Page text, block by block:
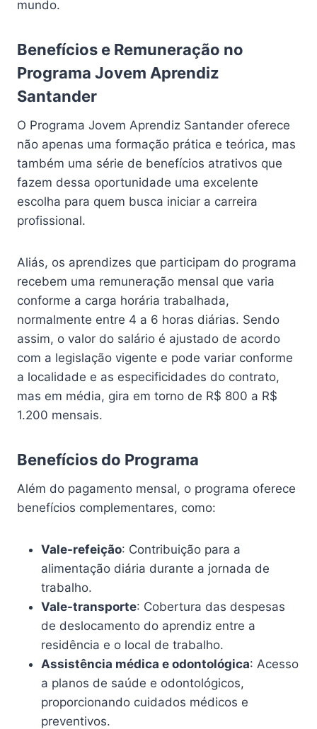
mundo.
Benefícios e Remuneração no
Programa Jovem Aprendiz
Santander
O Programa Jovem Aprendiz Santander oferece
não apenas uma formação prática e teórica, mas
também uma série de benefícios atrativos que
fazem dessa oportunidade uma excelente
escolha para quem busca iniciar a carreira
profissional.
Aliás, os aprendizes que participam do programa
recebem uma remuneração mensal que varia
conforme a carga horária trabalhada,
normalmente entre 4 a 6 horas diárias. Sendo
assim, o valor do salário é ajustado de acordo
com a legislação vigente e pode variar conforme
a localidade e as especificidades do contrato,
mas em média, gira em torno de R$ 800 a R$
1.200 mensais.
Benefícios do Programa
Além do pagamento mensal, o programa oferece
benefícios complementares, como:
Vale-refeição: Contribuição para a
alimentação diária durante a jornada de
trabalho.
Vale-transporte: Cobertura das despesas
de deslocamento do aprendiz entre a
residência e o local de trabalho.
Assistência médica e odontológica: Acesso
a planos de saúde e odontológicos,
proporcionando cuidados médicos e
preventivos.